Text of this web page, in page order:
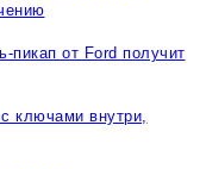
пикап от Ford получит
ключами внутри,